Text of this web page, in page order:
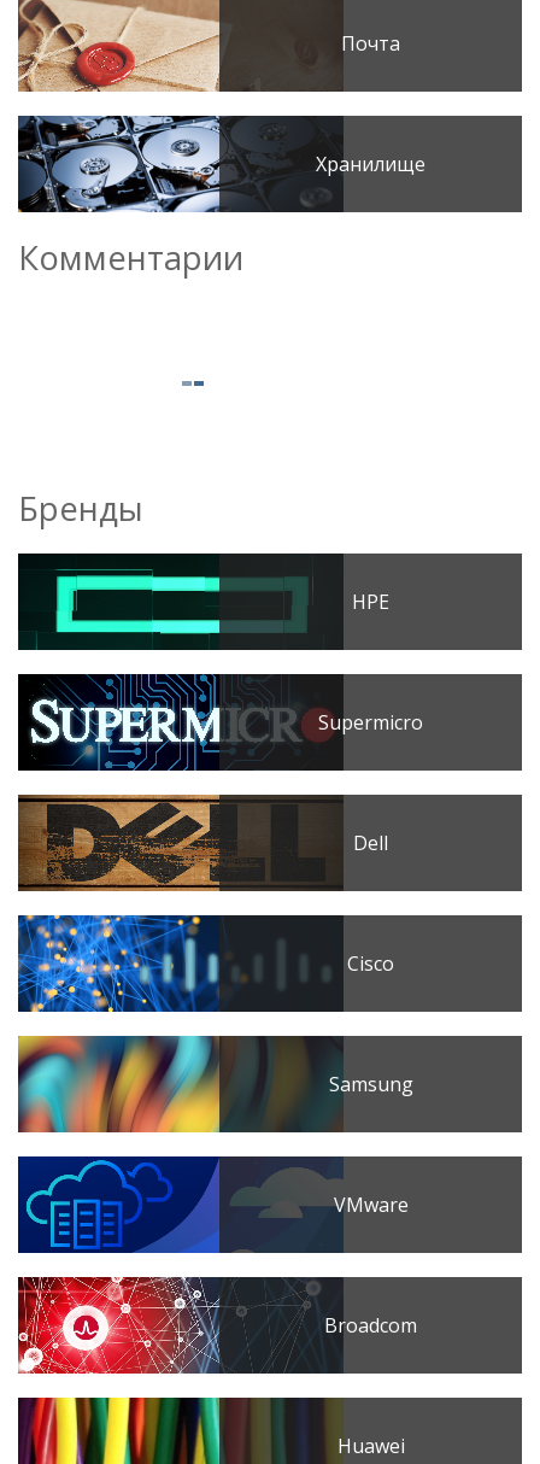
Почта
Хранилище
Комментарии
Бренды
HPE
Supermicro
Dell
Cisco
Samsung
VMware
Broadcom
Huawei